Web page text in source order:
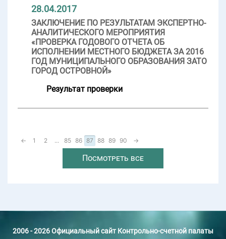
28.04.2017
ЗАКЛЮЧЕНИЕ ПО РЕЗУЛЬТАТАМ ЭКСПЕРТНО-
АНАЛИТИЧЕСКОГО МЕРОПРИЯТИЯ
«ПРОВЕРКА ГОДОВОГО ОТЧЕТА ОБ
ИСПОЛНЕНИИ МЕСТНОГО БЮДЖЕТА ЗА 2016
ГОД МУНИЦИПАЛЬНОГО ОБРАЗОВАНИЯ ЗАТО
ГОРОД ОСТРОВНОЙ»
Результат проверки
← 1 2 ... 85 86 87 88 89 90 →
Посмотреть все
2006 - 2026 Официальный сайт Контрольно-счетной палаты